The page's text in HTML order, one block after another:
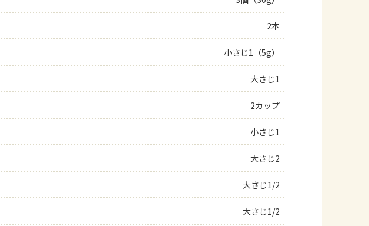
よくあるお問い合わせ
お買い物
AJINOMOTO PARK とは
2本
小さじ1（5g）
大さじ1
2カップ
小さじ1
大さじ2
大さじ1/2
大さじ1/2